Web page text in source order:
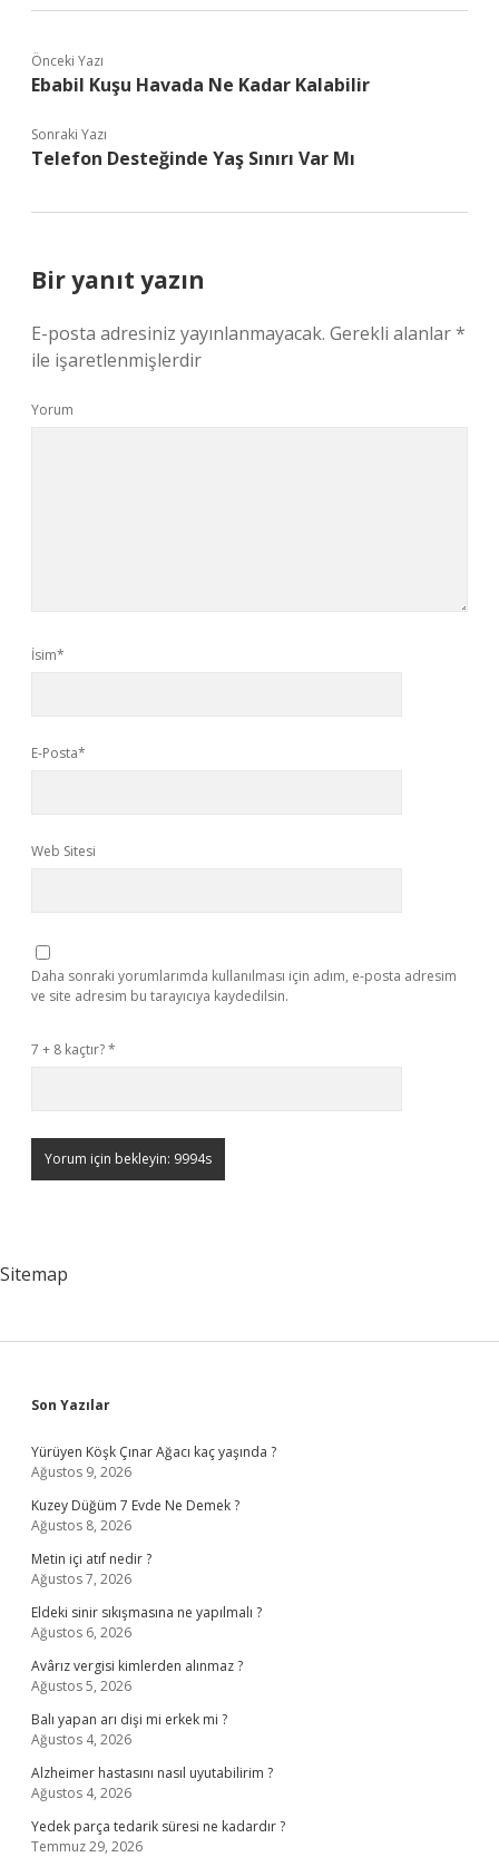
Önceki Yazı
Ebabil Kuşu Havada Ne Kadar Kalabilir
Sonraki Yazı
Telefon Desteğinde Yaş Sınırı Var Mı
Bir yanıt yazın
E-posta adresiniz yayınlanmayacak. Gerekli alanlar*
ile işaretlenmişlerdir
Yorum
İsim*
E-Posta*
Web Sitesi
Daha sonraki yorumlarımda kullanılması için adım, e-posta adresim
ve site adresim bu tarayıcıya kaydedilsin.
7 + 8 kaçtır?*
Sitemap
Sidebar
Son Yazılar
Yürüyen Köşk Çınar Ağacı kaç yaşında ?
Ağustos 9, 2026
Kuzey Düğüm 7 Evde Ne Demek ?
Ağustos 8, 2026
Metin içi atıf nedir ?
Ağustos 7, 2026
Eldeki sinir sıkışmasına ne yapılmalı ?
Ağustos 6, 2026
Avârız vergisi kimlerden alınmaz ?
Ağustos 5, 2026
Balı yapan arı dişi mi erkek mi ?
Ağustos 4, 2026
Alzheimer hastasını nasıl uyutabilirim ?
Ağustos 4, 2026
Yedek parça tedarik süresi ne kadardır ?
Temmuz 29, 2026